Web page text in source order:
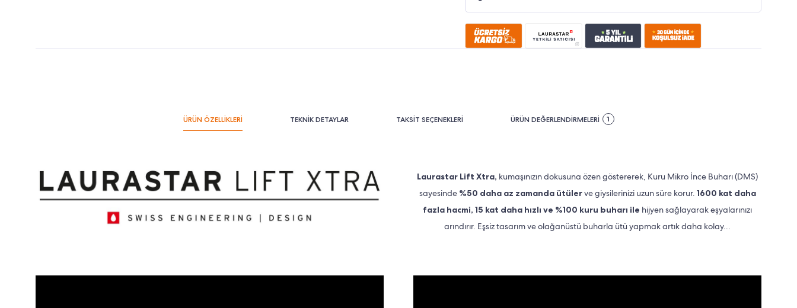
ÜRÜN ÖZELLİKLERİ TEKNİK DETAYLAR TAKSİT SEÇENEKLERİ ÜRÜN DEĞERLENDİRMELERİ 1
Laurastar Lift Xtra, kumaşınızın dokusuna özen göstererek, Kuru Mikro İnce Buharı (DMS)
sayesinde %50 daha az zamanda ütülerve giysilerinizi uzun süre korur. 1600 kat daha
fazla hacmi, 15 kat daha hızlı ve %100 kuru buharı ile hijyen sağlayarak eşyalarınızı
arındırır. Eşsiz tasarım ve olağanüstü buharla ütü yapmak artık daha kolay...